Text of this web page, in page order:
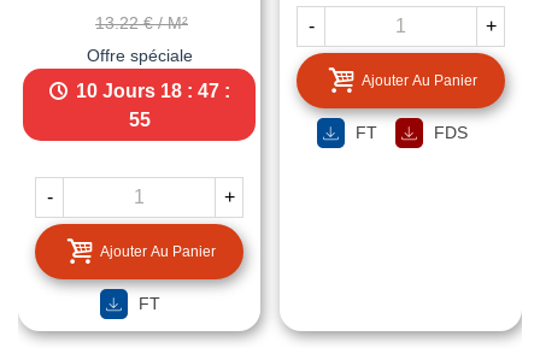
13.22 € / M²
Offre spéciale
10 Jours 18 : 47 :
54
- +
Ajouter Au Panier
FT
- +
Ajouter Au Panier
FT FDS